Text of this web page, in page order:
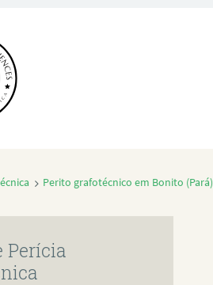
Perito grafotécnico em Bonito (Pará)
Perícia